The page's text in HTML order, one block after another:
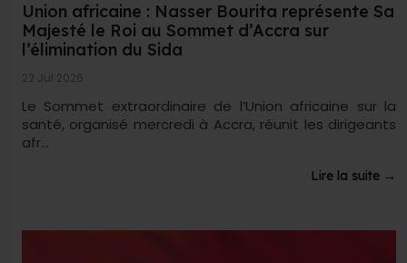
Union africaine : Nasser Bourita représente Sa
Majesté le Roi au Sommet d’Accra sur
l’élimination du Sida
22 Jul 2026
Le Sommet extraordinaire de l’Union africaine sur la
santé, organisé mercredi à Accra, réunit les dirigeants
afr...
Lire la suite →